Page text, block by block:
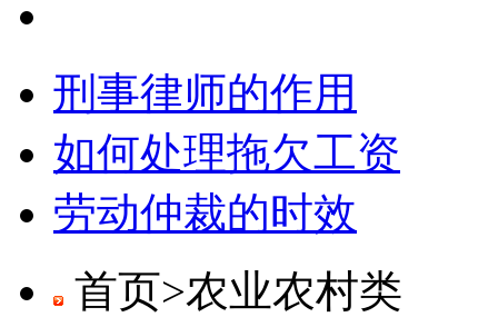
刑事律师的作用
如何处理拖欠工资
劳动仲裁的时效
首页>农业农村类